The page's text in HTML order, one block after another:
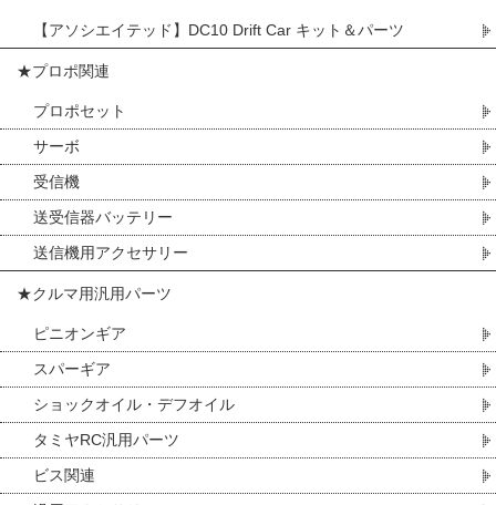
【アソシエイテッド】DC10 Drift Car キット＆パーツ
★プロポ関連
プロポセット
サーボ
受信機
送受信器バッテリー
送信機用アクセサリー
★クルマ用汎用パーツ
ピニオンギア
スパーギア
ショックオイル・デフオイル
タミヤRC汎用パーツ
ビス関連